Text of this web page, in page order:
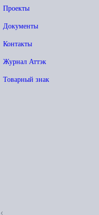
Проекты
Документы
Контакты
Журнал Аттэк
Товарный знак